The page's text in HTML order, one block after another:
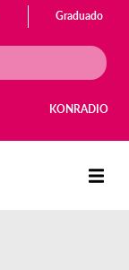
Graduado
KONRADIO